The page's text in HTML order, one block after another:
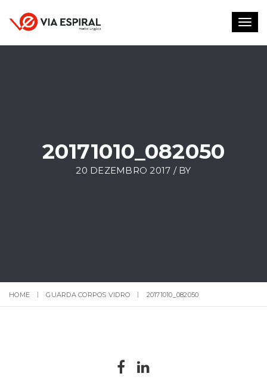
20171010_082050
20 DEZEMBRO 2017 / BY
HOME GUARDA CORPOS VIDRO 20171010_082050